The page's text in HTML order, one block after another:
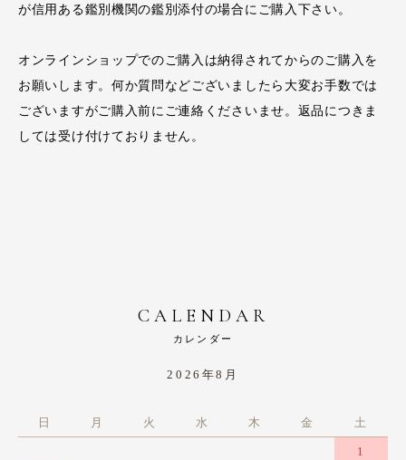
が信用ある鑑別機関の鑑別添付の場合にご購入下さい。
オンラインショップでのご購入は納得されてからのご購入を
お願いします。何か質問などございましたら大変お手数では
ございますがご購入前にご連絡くださいませ。返品につきま
しては受け付けておりません。
CALENDAR
カレンダー
2026年8月
日 月 火 水 木 金 土
1